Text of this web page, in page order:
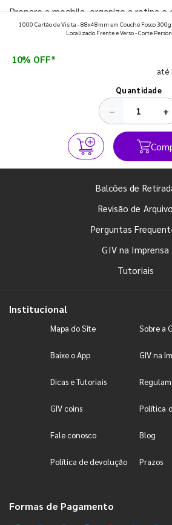
Prepare a mochila, organize a rotina e
que fazem toda diferença para
1000 Cartão de Visita - 88x48mm em Couché Fosco
Localizado Frente e Verso - Corte
10% OFF*
até
Quantidade
− +
Balcões de
Revisão de Arquivo
Perguntas
GIV na Imprensa
Tutoriais
Institucional
Mapa do Site Sobre a
Baixe o App GIV na
Dicas e Tutoriais
GIV coins Política
Fale conosco Blog
Política de devolução Prazos
Formas de Pagamento